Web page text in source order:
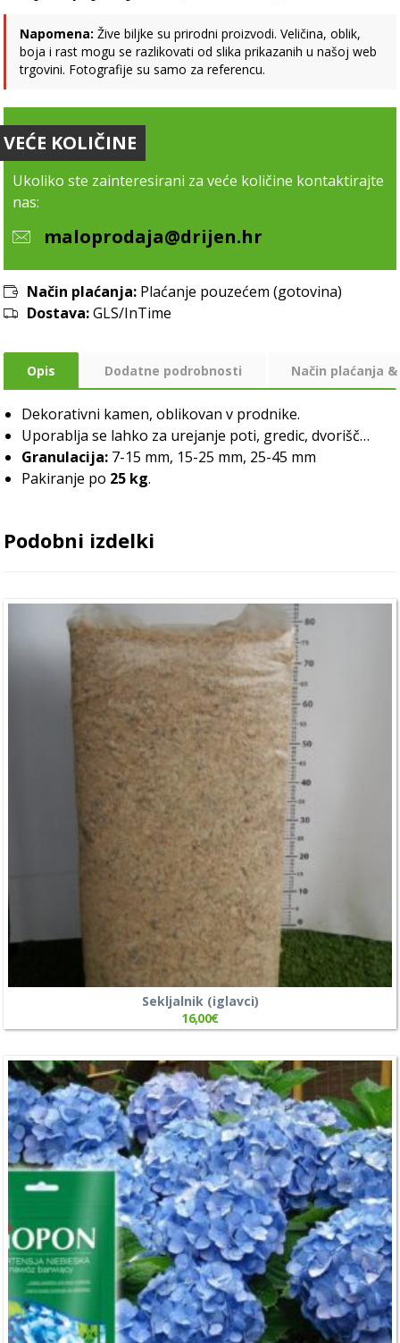
Napomena: Žive biljke su prirodni proizvodi. Veličina, oblik,
boja i rast mogu se razlikovati od slika prikazanih u našoj web
trgovini. Fotografije su samo za referencu.
VEĆE KOLIČINE
Ukoliko ste zainteresirani za veće količine kontaktirajte
nas:
maloprodaja@drijen.hr
Način plaćanja: Plaćanje pouzećem (gotovina)
Dostava:GLS/InTime
Opis Dodatne podrobnosti Način plaćanja
Dekorativni kamen, oblikovan v prodnike.
Uporablja se lahko za urejanje poti, gredic, dvorišč…
Granulacija: 7-15 mm, 15-25 mm, 25-45 mm
Pakiranje po 25 kg.
Podobni izdelki
Sekljalnik (iglavci)
16,00€